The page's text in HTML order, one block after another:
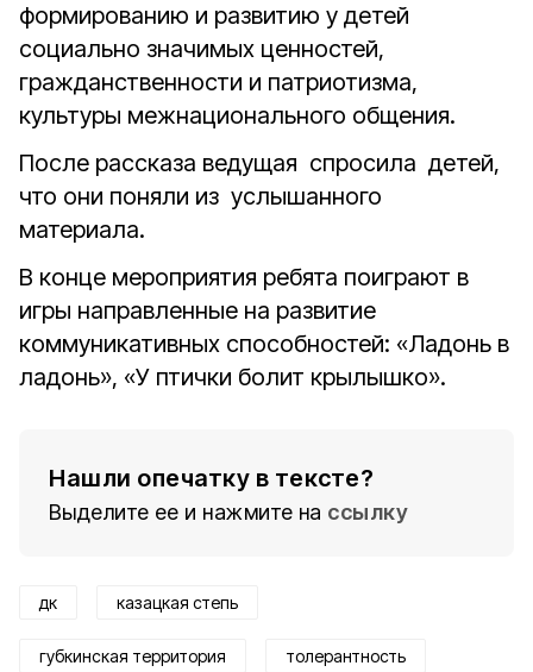
формированию и развитию у детей
социально значимых ценностей,
гражданственности и патриотизма,
культуры межнационального общения.
После рассказа ведущая спросила детей,
что они поняли из услышанного
материала.
В конце мероприятия ребята поиграют в
игры направленные на развитие
коммуникативных способностей: «Ладонь в
ладонь», «У птички болит крылышко».
Нашли опечатку в тексте?
Выделите ее и нажмите на ссылку
дк казацкая степь
губкинская территория толерантность